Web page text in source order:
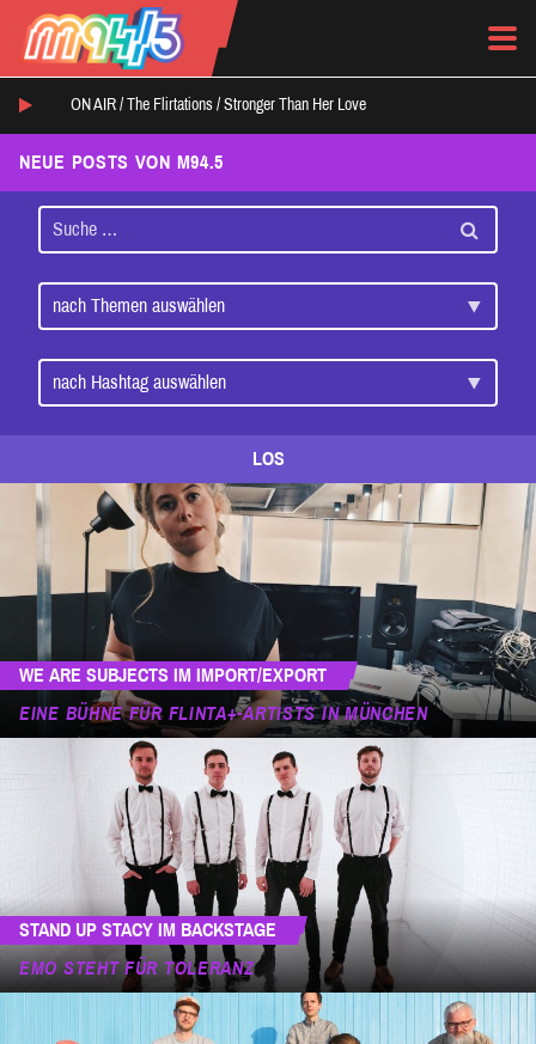
ON AIR / The Flirtations / Stronger Than Her Love
NEUE POSTS VON M94.5
LOS
WE ARE SUBJECTS IM IMPORT/EXPORT
EINE BÜHNE FÜR FLINTA+-ARTISTS IN MÜNCHEN
STAND UP STACY IM BACKSTAGE
EMO STEHT FÜR TOLERANZ